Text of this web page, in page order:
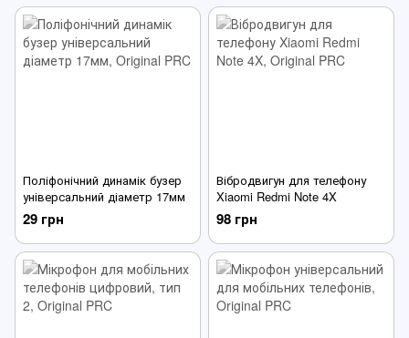
Поліфонічний динамік бузер
універсальний діаметр 17мм
29 грн
Вібродвигун для телефону
Xiaomi Redmi Note 4X
98 грн